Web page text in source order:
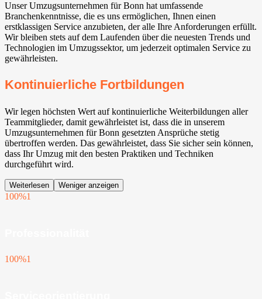
Unser Umzugsunternehmen für Bonn hat umfassende
Branchenkenntnisse, die es uns ermöglichen, Ihnen einen
erstklassigen Service anzubieten, der alle Ihre Anforderungen erfüllt.
Wir bleiben stets auf dem Laufenden über die neuesten Trends und
Technologien im Umzugssektor, um jederzeit optimalen Service zu
gewährleisten.
Kontinuierliche Fortbildungen
Wir legen höchsten Wert auf kontinuierliche Weiterbildungen aller
Teammitglieder, damit gewährleistet ist, dass die in unserem
Umzugsunternehmen für Bonn gesetzten Ansprüche stetig
übertroffen werden. Das gewährleistet, dass Sie sicher sein können,
dass Ihr Umzug mit den besten Praktiken und Techniken
durchgeführt wird.
Weiterlesen Weniger anzeigen
100%1
100%1